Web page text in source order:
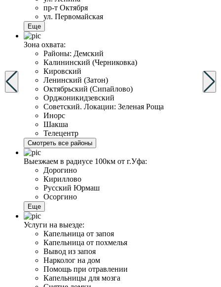
пр-т Октября
ул. Первомайская
Еще
Зона охвата:
Районы: Демский
Калининский (Черниковка)
Кировский
Ленинский (Затон)
Октябрьский (Сипайлово)
Орджоникидзевский
Советский. Локации: Зеленая Роща
Инорс
Шакша
Телецентр
Смотреть все районы
Выезжаем в радиусе 100км от г.Уфа:
Дорогино
Кириллово
Русский Юрмаш
Осоргино
Еще
Услуги на выезде:
Капельница от запоя
Капельница от похмелья
Вывод из запоя
Нарколог на дом
Помощь при отравлении
Капельницы для мозга